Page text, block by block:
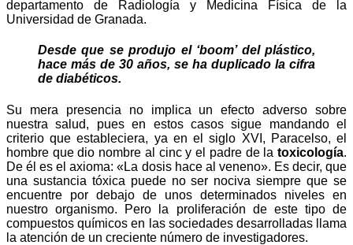
departamento de Radiología y Medicina Física de la
Universidad de Granada.
Desde que se produjo el ‘boom’ del plástico,
hace más de 30 años, se ha duplicado la cifra
de diabéticos.
Su mera presencia no implica un efecto adverso sobre
nuestra salud, pues en estos casos sigue mandando el
criterio que estableciera, ya en el siglo XVI, Paracelso, el
hombre que dio nombre al cinc y el padre de la toxicología.
De él es el axioma: «La dosis hace al veneno». Es decir, que
una sustancia tóxica puede no ser nociva siempre que se
encuentre por debajo de unos determinados niveles en
nuestro organismo. Pero la proliferación de este tipo de
compuestos químicos en las sociedades desarrolladas llama
la atención de un creciente número de investigadores.